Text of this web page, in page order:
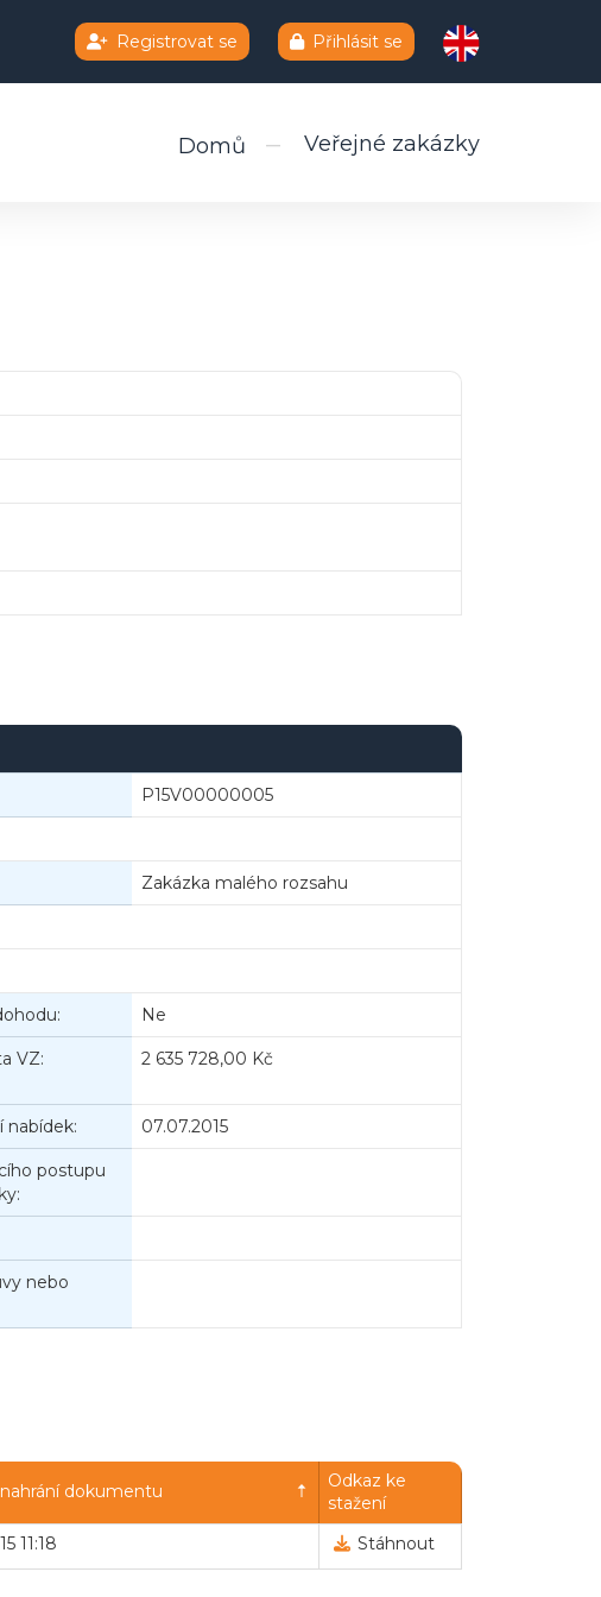
Registrovat se Přihlásit se
Domů Veřejné zakázky
P15V00000005
Zakázka malého rozsahu
Ne
VZ: 2 635 728,00 Kč
nabídek: 07.07.2015
postupu
nebo
dokumentu
Odkaz ke
stažení
11:18 Stáhnout